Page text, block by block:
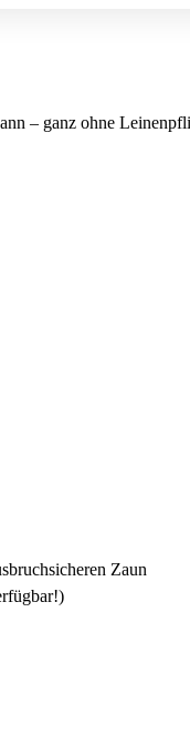
– ganz ohne
Zaun